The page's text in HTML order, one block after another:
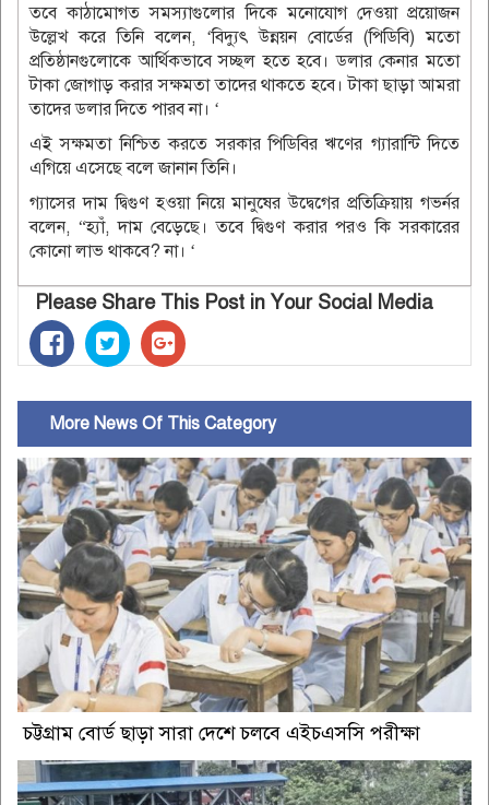
তবে কাঠামোগত সমস্যাগুলোর দিকে মনোযোগ দেওয়া প্রয়োজন
উল্লেখ করে তিনি বলেন, ‘বিদ্যুৎ উন্নয়ন বোর্ডের (পিডিবি) মতো
প্রতিষ্ঠানগুলোকে আর্থিকভাবে সচ্ছল হতে হবে। ডলার কেনার মতো
টাকা জোগাড় করার সক্ষমতা তাদের থাকতে হবে। টাকা ছাড়া আমরা
তাদের ডলার দিতে পারব না। ‘
এই সক্ষমতা নিশ্চিত করতে সরকার পিডিবির ঋণের গ্যারান্টি দিতে
এগিয়ে এসেছে বলে জানান তিনি।
গ্যাসের দাম দ্বিগুণ হওয়া নিয়ে মানুষের উদ্বেগের প্রতিক্রিয়ায় গভর্নর
বলেন, “হ্যাঁ, দাম বেড়েছে। তবে দ্বিগুণ করার পরও কি সরকারের
কোনো লাভ থাকবে? না। ‘
Please Share This Post in Your Social Media
More News Of This Category
চট্টগ্রাম বোর্ড ছাড়া সারা দেশে চলবে এইচএসসি পরীক্ষা